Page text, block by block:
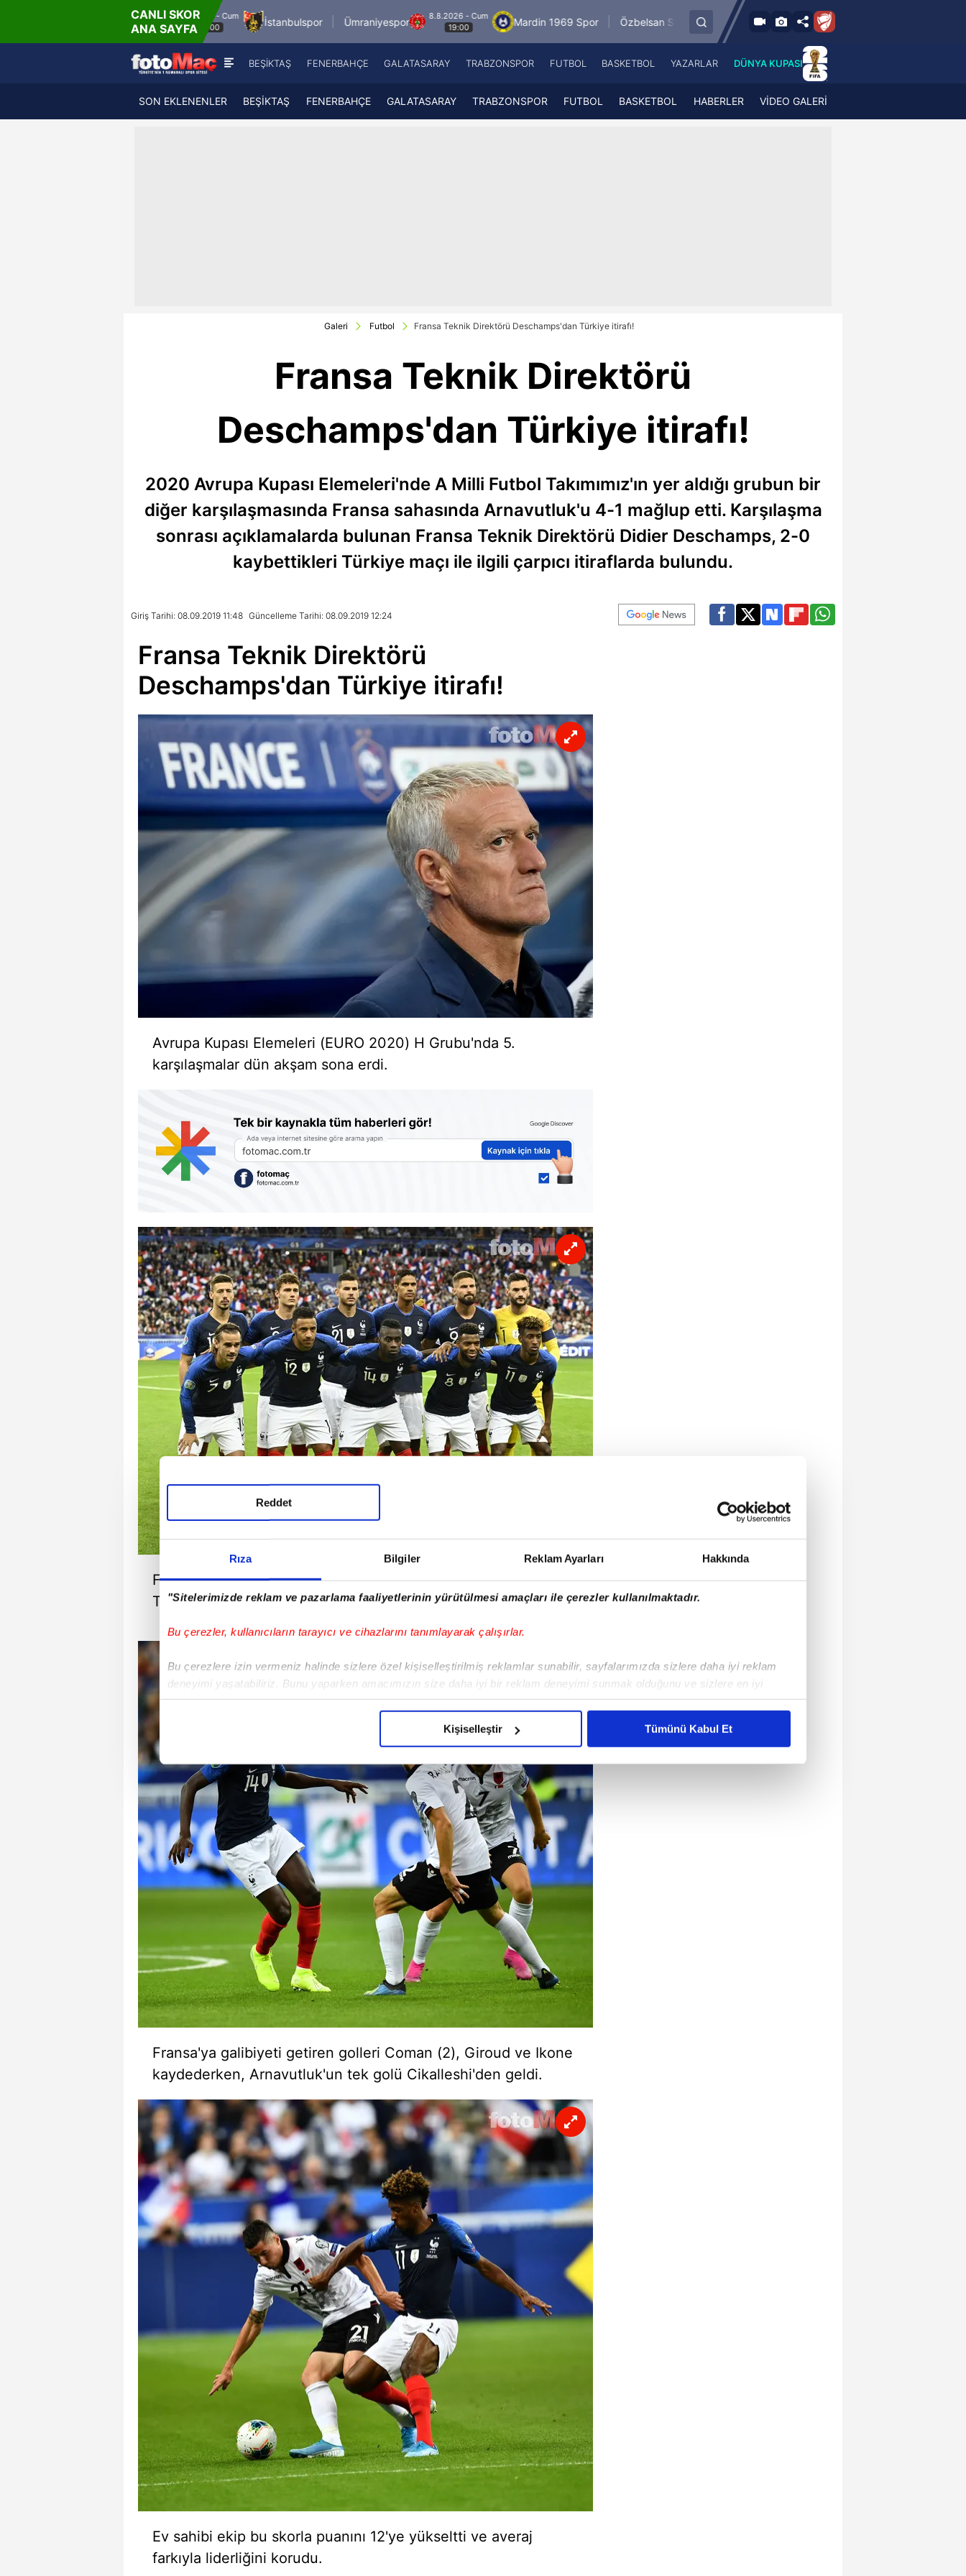
Rıza Bilgiler Reklam Ayarları Hakkında
"Sitelerimizde reklam ve pazarlama faaliyetlerinin yürütülmesi amaçları ile çerezler kullanılmaktadır.
Bu çerezler, kullanıcıların tarayıcı ve cihazlarını tanımlayarak çalışırlar.
Bu çerezlere izin vermeniz halinde sizlere özel kişiselleştirilmiş reklamlar sunabilir, sayfalarımızda sizlere daha iyi reklam
deneyimi yaşatabiliriz. Bunu yaparken amacımızın size daha iyi bir reklam deneyimi sunmak olduğunu ve sizlere en iyi
içerikleri sunabilmek adına elimizden gelen çabayı gösterdiğimizi ve bu noktada, reklamların maliyetlerimizi karşılamak
Sizlere daha iyi bir hizmet sunabilmek için İnternet Sitemizde kendimize ve üçüncü kişilere ait çerezler kullanılmaktadır. Bu
çerezler vasıtasıyla çeşitli kişisel verileriniz işlenmekte olup gerekli olan çerezler bilgi toplumu hizmetlerinin sunulması
amacıyla kullanılmaktadır. Diğer çerezler, sitemizin daha işlevsel kılınması ve kişiselleştirilmesi ve sizlere yönelik
reklam/pazarlama faaliyetlerinin yapılması, amaçlarıyla sınırlı olarak açık rızanız dahilinde kullanılacaktır.
Çerezlere ilişkin tercihlerinizi aşağıda yer alan panel vasıtasıyla belirleyebilirsiniz. Çerezlere ilişkin detaylı bilgi için Ayarlar
butonuna tıklayabilir,Çerez Bilgilendirme Metnimizi ziyaret edebilirsiniz.
6698 sayılı Kişisel Verilerin Korunması Kanunu uyarınca hazırlanmış Aydınlatma Metnimizi okumak ve sitemizde ilgili
mevzuata uygun olarak kullanılan çerezlerle ilgili bilgi almak için lütfentıklayınız
Reddet
Kişiselleştir Tümünü Kabul Et
CANLI SKOR
ANA SAYFA
8.8.2026 - Cum
17:00
İstanbulspor Ümraniyespor
8.8.2026 - Cum
19:00
Mardin 1969 Spor Özbelsan Sivasspor
8.8.2026 - Cum
19:00
Esenler Erokspor
Fenerbahçe
Galatasaray
A Spor
ATV
A Haber Radyo
A Spor Radyo
A News Radio
BEŞİKTAŞ FENERBAHÇE GALATASARAY TRABZONSPOR FUTBOL BASKETBOL YAZARLAR DÜNYA KUPASI
SON EKLENENLER BEŞİKTAŞ FENERBAHÇE GALATASARAY TRABZONSPOR FUTBOL BASKETBOL HABERLER VİDEO GALERİ
Galeri Futbol Fransa Teknik Direktörü Deschamps'dan Türkiye itirafı!
Fransa Teknik Direktörü
Deschamps'dan Türkiye itirafı!
2020 Avrupa Kupası Elemeleri'nde A Milli Futbol Takımımız'ın yer aldığı grubun bir
diğer karşılaşmasında Fransa sahasında Arnavutluk'u 4-1 mağlup etti. Karşılaşma
sonrası açıklamalarda bulunan Fransa Teknik Direktörü Didier Deschamps, 2-0
kaybettikleri Türkiye maçı ile ilgili çarpıcı itiraflarda bulundu.
Giriş Tarihi: 08.09.2019 11:48 Güncelleme Tarihi: 08.09.2019 12:24
Fransa Teknik Direktörü
Deschamps'dan Türkiye itirafı!
Avrupa Kupası Elemeleri (EURO 2020) H Grubu'nda 5.
karşılaşmalar dün akşam sona erdi.
Fransa Milli Takımı, Stade de France'da Arnavutluk Milli
Takımı'nı 4-1 mağlup etti.
Fransa'ya galibiyeti getiren golleri Coman (2), Giroud ve Ikone
kaydederken, Arnavutluk'un tek golü Cikalleshi'den geldi.
Ev sahibi ekip bu skorla puanını 12'ye yükseltti ve averaj
farkıyla liderliğini korudu.